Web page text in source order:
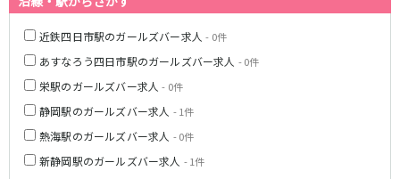
近鉄四日市駅のガールズバー求人- 0件
あすなろう四日市駅のガールズバー求人 - 0件
栄駅のガールズバー求人- 0件
静岡駅のガールズバー求人 - 1件
熱海駅のガールズバー求人 - 0件
新静岡駅のガールズバー求人 - 1件